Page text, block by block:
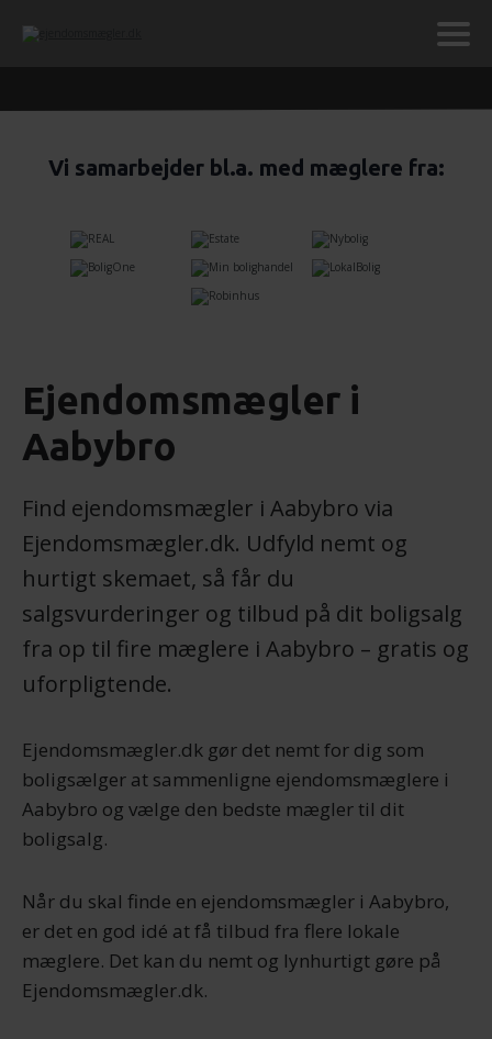
Vi samarbejder bl.a. med mæglere fra:
Ejendomsmægler i
Aabybro
Find ejendomsmægler i Aabybro via
Ejendomsmægler.dk. Udfyld nemt og
hurtigt skemaet, så får du
salgsvurderinger og tilbud på dit boligsalg
fra op til fire mæglere i Aabybro – gratis og
uforpligtende.
Ejendomsmægler.dk gør det nemt for dig som
boligsælger at sammenligne ejendomsmæglere i
Aabybro og vælge den bedste mægler til dit
boligsalg.
Når du skal finde en ejendomsmægler i Aabybro,
er det en god idé at få tilbud fra flere lokale
mæglere. Det kan du nemt og lynhurtigt gøre på
Ejendomsmægler.dk.